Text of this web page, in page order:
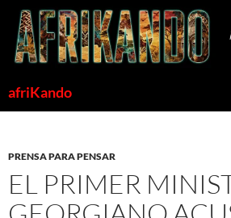
Saltar
contenido
afriKando
PRENSA PARA PENSAR
EL PRIMER